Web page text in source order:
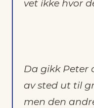
vet ikke hvor
Da gikk Peter
av sted ut til
men den